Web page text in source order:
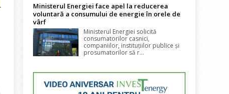
Ministerul Energiei face apel la reducerea
voluntară a consumului de energie în orele de
vârf
Ministerul Energiei solicită
consumatorilor casnici,
companiilor, instituțiilor publice și
prosumatorilor să r...